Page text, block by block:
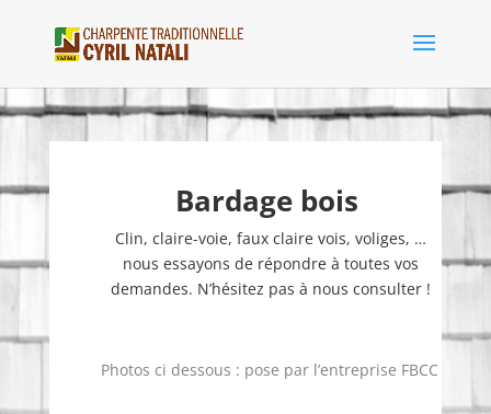
Bardage bois
Clin, claire-voie, faux claire vois, voliges, …
nous essayons de répondre à toutes vos
demandes. N’hésitez pas à nous consulter !
Photos ci dessous : pose par l’entreprise FBCC